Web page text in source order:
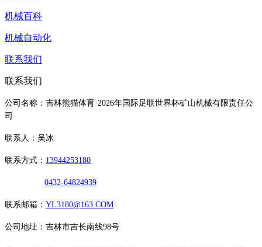
机械百科
机械自动化
联系我们
联系我们
公司名称：吉林熊猫体育·2026年国际足联世界杯矿山机械有限责任公
司
联系人：吴冰
联系方式： 13944253180
0432-64824939
联系邮箱： YL3180@163.COM
公司地址：吉林市吉长南线98号